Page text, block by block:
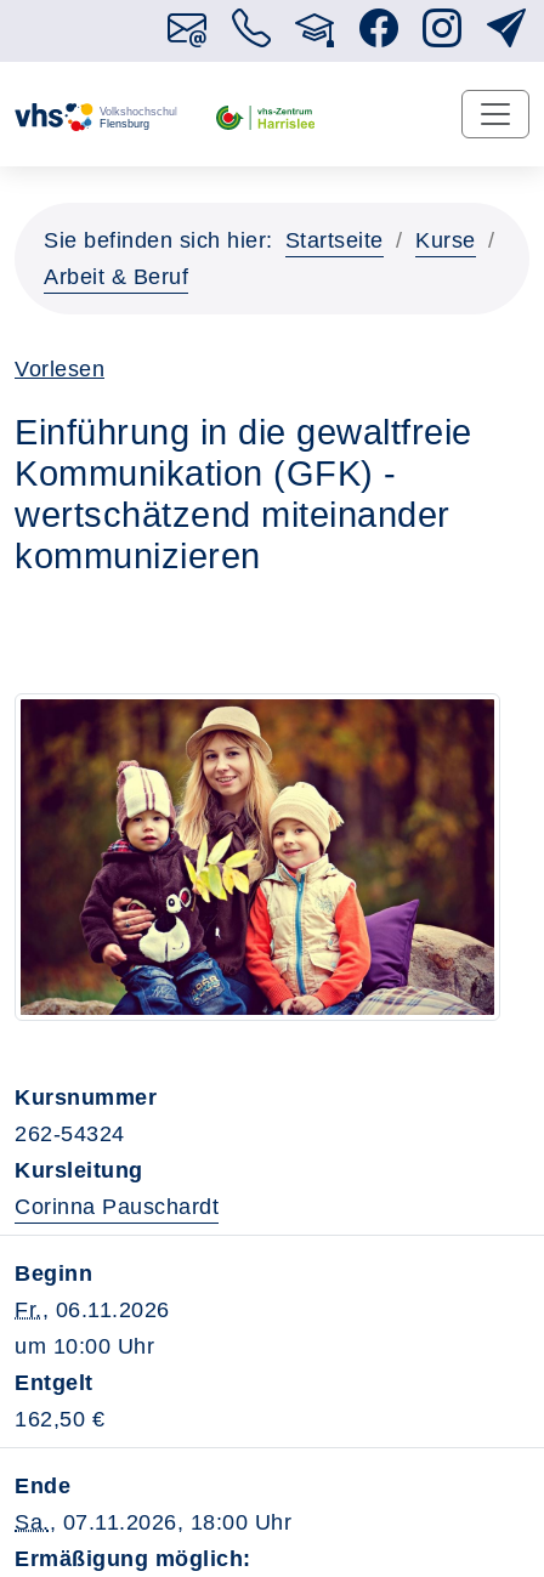
Sie befinden sich hier: Startseite
Kurse
Arbeit & Beruf
Vorlesen
Einführung in die gewaltfreie
Kommunikation (GFK) -
wertschätzend miteinander
kommunizieren
Kursnummer
262-54324
Kursleitung
Corinna Pauschardt
Beginn
Fr., 06.11.2026
um 10:00 Uhr
Entgelt
162,50 €
Ende
Sa., 07.11.2026, 18:00 Uhr
Ermäßigung möglich: